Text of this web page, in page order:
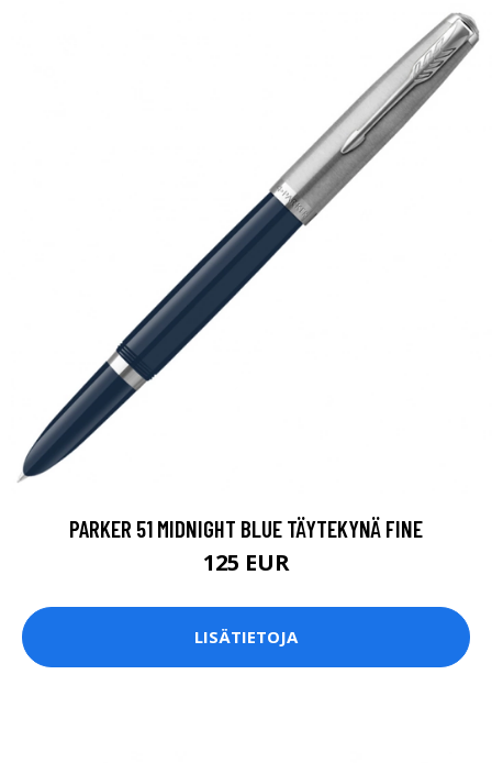
PARKER 51 MIDNIGHT BLUE TÄYTEKYNÄ FINE
125 EUR
LISÄTIETOJA